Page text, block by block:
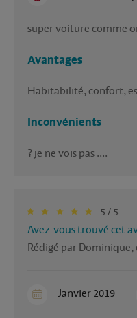
super voiture comme
Avantages
Habitabilité, confort,
Inconvénients
? je ne vois pas ....
5 / 5
Avez-vous trouvé cet
Rédigé par Dominique,
Janvier 2019